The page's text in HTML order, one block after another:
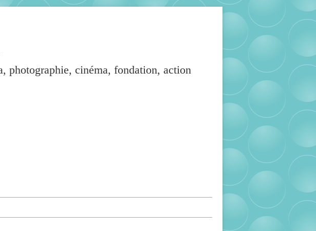
photographie, cinéma, fondation, action